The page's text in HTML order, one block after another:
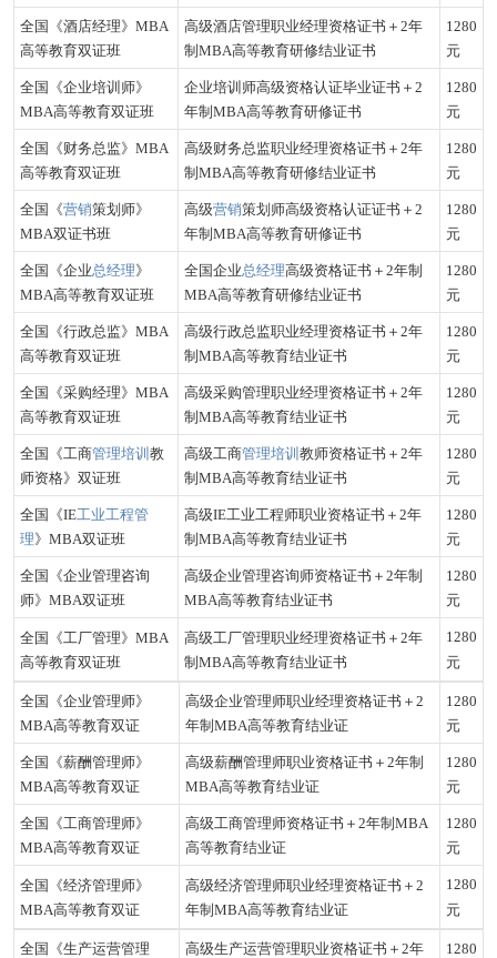
全国《酒店经理》MBA
高等教育双证班
高级酒店管理职业经理资格证书＋2年
制MBA高等教育研修结业证书
1280
元
全国《企业培训师》
MBA高等教育双证班
企业培训师高级资格认证毕业证书＋2
年制MBA高等教育研修证书
1280
元
全国《财务总监》MBA
高等教育双证班
高级财务总监职业经理资格证书＋2年
制MBA高等教育研修结业证书
1280
元
全国《营销策划师》
MBA双证书班
高级营销策划师高级资格认证证书＋2
年制MBA高等教育研修证书
1280
元
全国《企业总经理》
MBA高等教育双证班
全国企业总经理高级资格证书＋2年制
MBA高等教育研修结业证书
1280
元
全国《行政总监》MBA
高等教育双证班
高级行政总监职业经理资格证书＋2年
制MBA高等教育结业证书
1280
元
全国《采购经理》MBA
高等教育双证班
高级采购管理职业经理资格证书＋2年
制MBA高等教育结业证书
1280
元
全国《工商管理培训 教
师资格》双证班
高级工商管理培训 教师资格证书＋2年
制MBA高等教育结业证书
1280
元
全国《IE工业工程管
理》MBA双证班
高级IE工业工程师职业资格证书＋2年
制MBA高等教育结业证书
1280
元
全国《企业管理咨询
师》MBA双证班
高级企业管理咨询师资格证书＋2年制
MBA高等教育结业证书
1280
元
全国《工厂管理》MBA
高等教育双证班
高级工厂管理职业经理资格证书＋2年
制MBA高等教育结业证书
1280
元
全国《企业管理师》
MBA高等教育双证
高级企业管理师职业经理资格证书＋2
年制MBA高等教育结业证
1280
元
全国《薪酬管理师》
MBA高等教育双证
高级薪酬管理师职业资格证书＋2年制
MBA高等教育结业证
1280
元
全国《工商管理师》
MBA高等教育双证
高级工商管理师资格证书＋2年制MBA
高等教育结业证
1280
元
全国《经济管理师》
MBA高等教育双证
高级经济管理师职业经理资格证书＋2
年制MBA高等教育结业证
1280
元
全国《生产运营管理
高级生产运营管理职业资格证书＋2年
1280